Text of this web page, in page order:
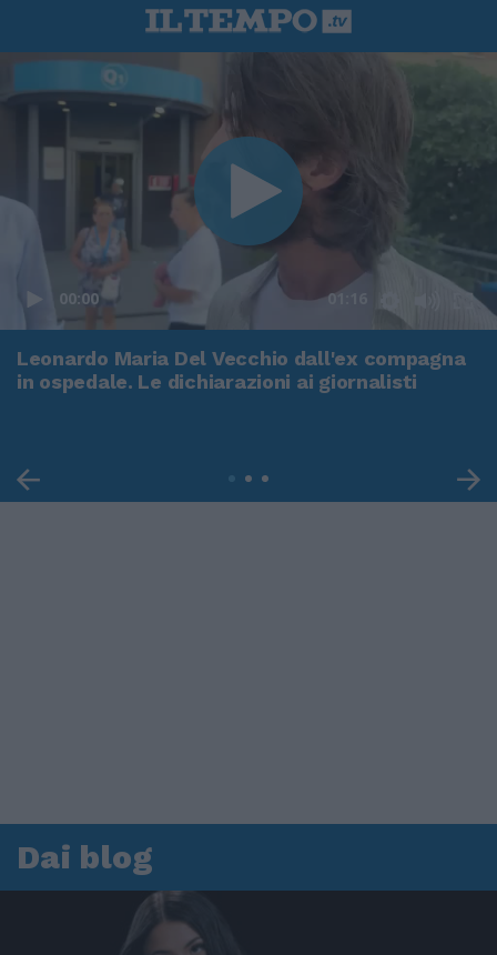
00:00 01:16
Leonardo Maria Del Vecchio dall'ex compagna
in ospedale. Le dichiarazioni ai giornalisti
Dai blog